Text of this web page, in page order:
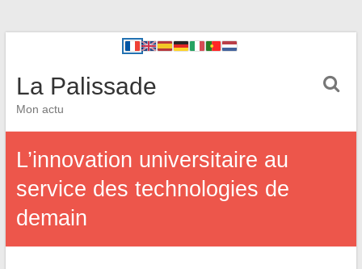
La Palissade
Mon actu
L’innovation universitaire au
service des technologies de
demain